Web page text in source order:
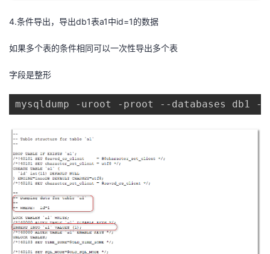
4.条件导出，导出db1表a1中id=1的数据
如果多个表的条件相同可以一次性导出多个表
字段是整形
mysqldump -uroot -proot --databases db1